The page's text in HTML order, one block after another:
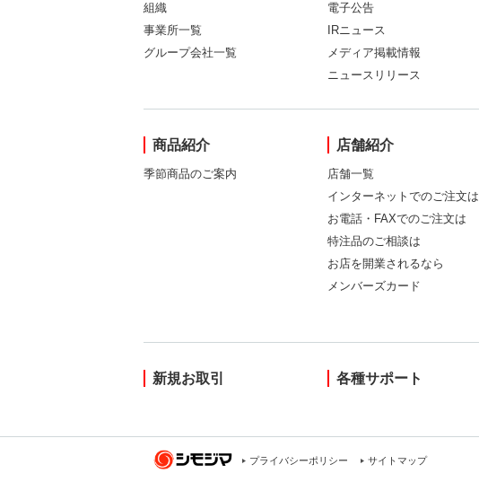
組織
事業所一覧
グループ会社一覧
電子公告
IRニュース
メディア掲載情報
ニュースリリース
商品紹介
季節商品のご案内
店舗紹介
店舗一覧
インターネットでのご注文は
お電話・FAXでのご注文は
特注品のご相談は
お店を開業されるなら
メンバーズカード
新規お取引 各種サポート
プライバシーポリシー サイトマップ